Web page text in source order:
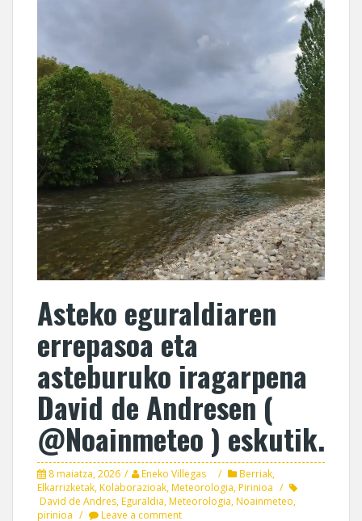
Asteko eguraldiaren
errepasoa eta
asteburuko iragarpena
David de Andresen (
@Noainmeteo ) eskutik.
8 maiatza, 2026 Eneko Villegas Berriak,
Elkarrizketak,Kolaborazioak,Meteorologia,Pirinioa
David de Andres,Eguraldia,Meteorologia,Noainmeteo,
pirinioa
Leave a comment